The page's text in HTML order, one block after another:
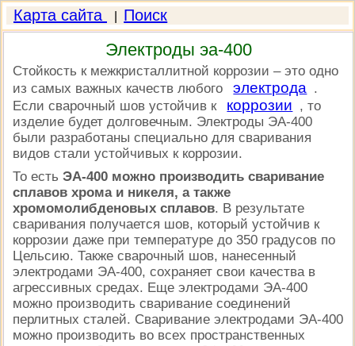
Карта сайта Поиск
Электроды эа-400
Стойкость к межкристаллитной коррозии – это одно
из самых важных качеств любого
электрода .
Если сварочный шов устойчив к
коррозии , то
изделие будет долговечным. Электроды ЭА-400
были разработаны специально для сваривания
видов стали устойчивых к коррозии.
То есть ЭА-400 можно производить сваривание
сплавов хрома и никеля, а также
хромомолибденовых сплавов. В результате
сваривания получается шов, который устойчив к
коррозии даже при температуре до 350 градусов по
Цельсию. Также сварочный шов, нанесенный
электродами ЭА-400, сохраняет свои качества в
агрессивных средах. Еще электродами ЭА-400
можно производить сваривание соединений
перлитных сталей. Сваривание электродами ЭА-400
можно производить во всех пространственных